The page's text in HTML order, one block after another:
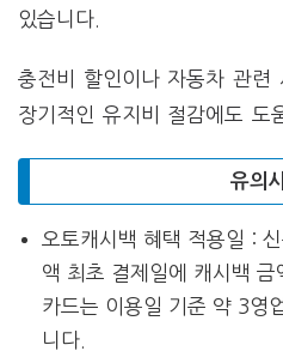
있습니다.
충전비 할인이나 자동차 관련
장기적인 유지비 절감에도 도
유의
오토캐시백 혜택 적용일 :
액 최초 결제일에 캐시백
카드는 이용일 기준 약 3영
니다.